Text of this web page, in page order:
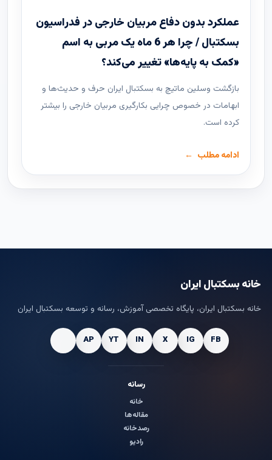
عملکرد بدون دفاع مربیان خارجی در فدراسیون
بسکتبال / چرا هر 6 ماه یک مربی به اسم
«کمک به پایه‌ها» تغییر می‌کند؟
بازگشت وسلین ماتیچ به بسکتبال ایران حرف و حدیث‌ها و
ابهامات در خصوص چرایی بکارگیری مربیان خارجی را بیشتر
کرده است.
ادامه مطلب
خانه بسکتبال ایران
خانه بسکتبال ایران، پایگاه تخصصی آموزش، رسانه و توسعه بسکتبال ایران
رسانه
خانه
مقاله‌ها
رصدخانه
رادیو